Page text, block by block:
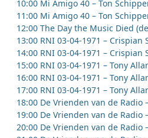
10:00 Mi Amigo 40 – Ton
11:00 Mi Amigo 40 – Ton
12:00 The Day the Music Died
13:00 RNI 03-04-1971 – Crispian
14:00 RNI 03-04-1971 – Crispian
15:00 RNI 03-04-1971 – Tony
16:00 RNI 03-04-1971 – Tony
17:00 RNI 03-04-1971 – Tony
18:00 De Vrienden van de Radio
19:00 De Vrienden van de Radio
20:00 De Vrienden van de Radio